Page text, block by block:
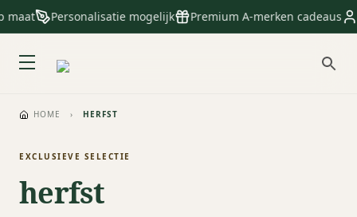
maat Personalisatie mogelijk Premium A-merken cadeaus
HOME › HERFST
EXCLUSIEVE SELECTIE
herfst